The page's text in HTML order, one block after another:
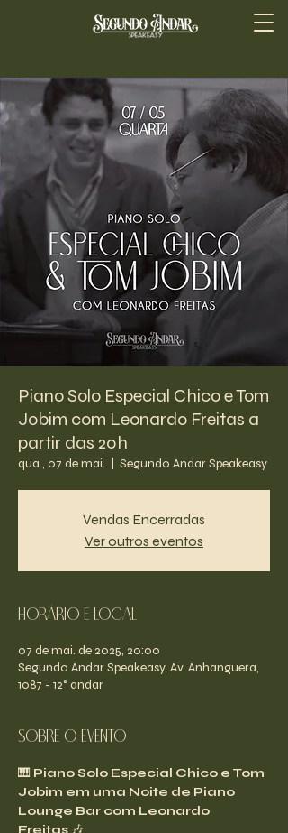
Piano Solo Especial Chico e Tom
Jobim com Leonardo Freitas a
partir das 20h
qua., 07 de mai. Segundo Andar Speakeasy
Vendas Encerradas
Ver outros eventos
Horário e Local
07 de mai. de 2025, 20:00
Segundo Andar Speakeasy, Av. Anhanguera,
1087 - 12° andar
Sobre o evento
🎹 Piano Solo Especial Chico e Tom
Jobim em uma Noite de Piano
Lounge Bar com Leonardo
Freitas 🎶